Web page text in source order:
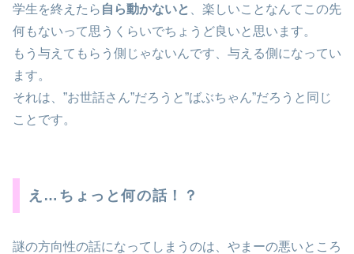
学生を終えたら 自ら動かないと
、楽しいことなんてこの先
何もないって思うくらいでちょうど良いと思います。
もう与えてもらう側じゃないんです、与える側になってい
ます。
それは、”お世話さん”だろうと”ばぶちゃん”だろうと同じ
ことです。
え…ちょっと何の話！？
謎の方向性の話になってしまうのは、やまーの悪いところ